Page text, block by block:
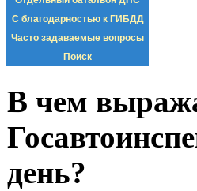
С благодарностью к ГИБДД
Часто задаваемые вопросы
Поиск
В чем
день?